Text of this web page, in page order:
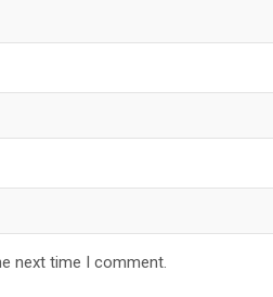
next time I comment.